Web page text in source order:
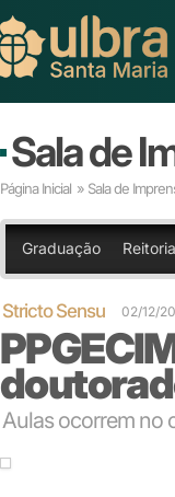
Sala de
Página Inicial » Sala de
Graduação Reitoria
Stricto Sensu 02/12/
Aulas ocorrem no